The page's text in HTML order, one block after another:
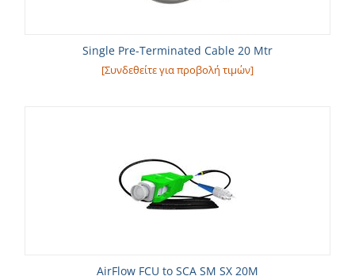
Single Pre-Terminated Cable 20 Mtr
[Συνδεθείτε για προβολή τιμών]
AirFlow FCU to SCA SM SX 20M